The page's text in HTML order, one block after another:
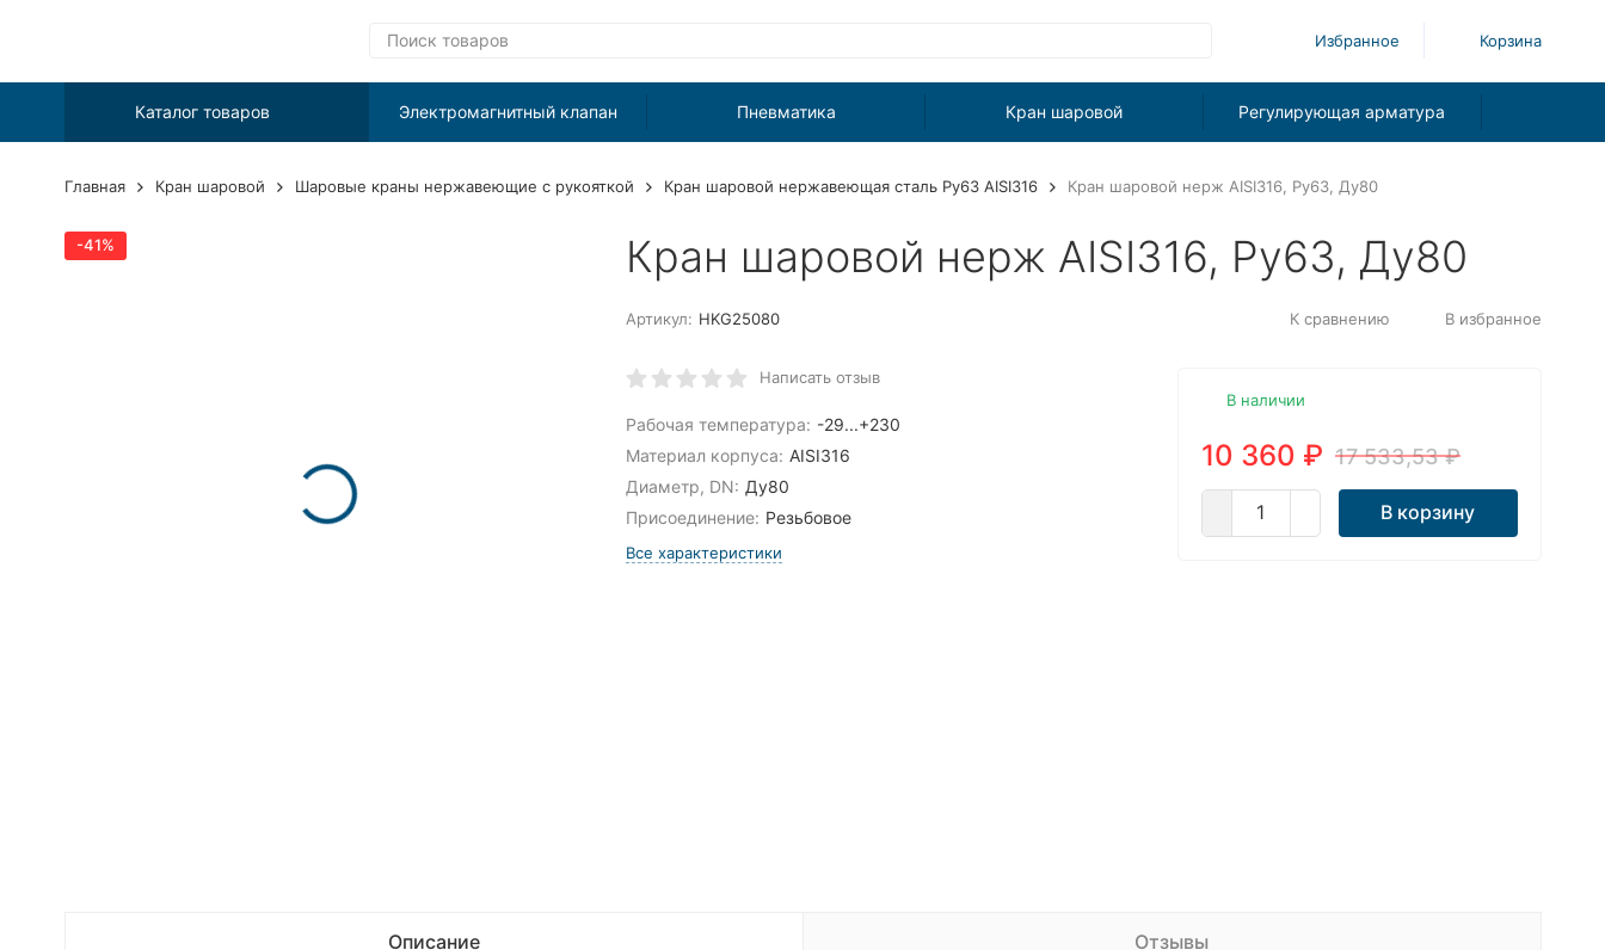
Избранное Корзина
Каталог товаров Электромагнитный клапан Пневматика Кран шаровой Регулирующая арматура
Главная Кран шаровой Шаровые краны нержавеющие с рукояткой Кран шаровой нержавеющая сталь Ру63 AISI316 Кран шаровой нерж AISI316, Ру63, Ду80
-41% Кран шаровой нерж AISI316, Ру63, Ду80
Артикул: HKG25080 К сравнению В избранное
Написать отзыв
Рабочая температура: -29...+230
Материал корпуса: AISI316
Диаметр, DN: Ду80
Присоединение: Резьбовое
Все характеристики
В наличии
10 360 ₽ 17 533,53₽
В корзину
Описание Отзывы